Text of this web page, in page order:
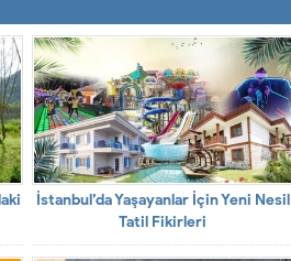
İstanbul’da Yaşayanlar İçin Yeni Nesil
Tatil Fikirleri